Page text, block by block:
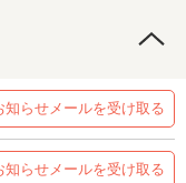
知らせメールを受け取る
知らせメールを受け取る